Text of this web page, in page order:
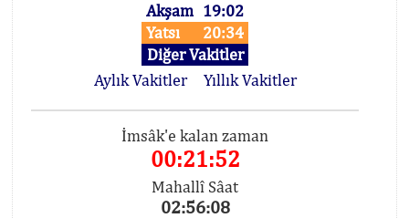
Akşam 19:02
Yatsı
20:34
Diğer Vakitler
Aylık Vakitler
Yıllık Vakitler
İmsâk'e kalan zaman
00:21:51
Mahallî Sâat
02:56:09